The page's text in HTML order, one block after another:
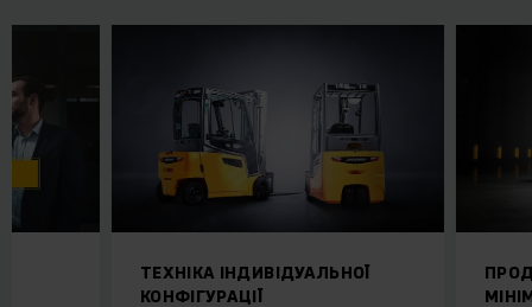
ТЕХНІКА ІНДИВІДУАЛЬНОЇ
КОНФІГУРАЦІЇ